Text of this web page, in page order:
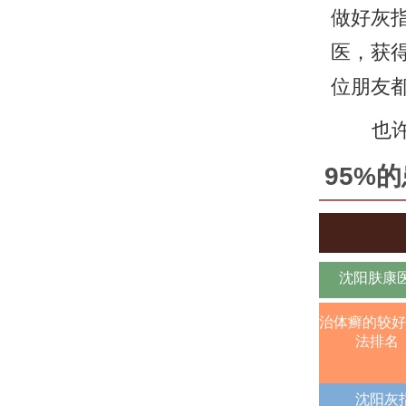
做好灰
医，获
位朋友
也
95%
沈阳肤康
治体癣的较
法排名
沈阳灰